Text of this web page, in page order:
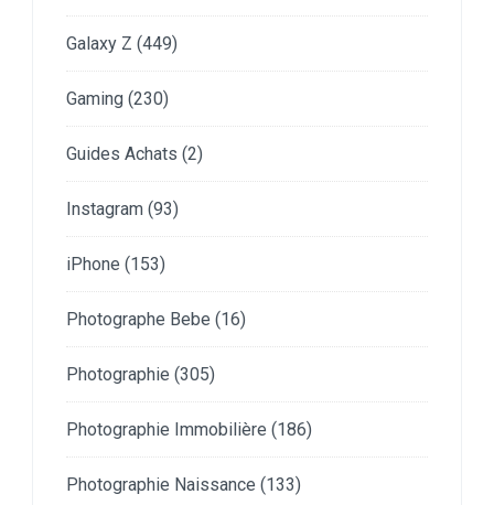
Galaxy Z (449)
Gaming (230)
Guides Achats (2)
Instagram (93)
iPhone (153)
Photographe Bebe (16)
Photographie (305)
Photographie Immobilière (186)
Photographie Naissance (133)